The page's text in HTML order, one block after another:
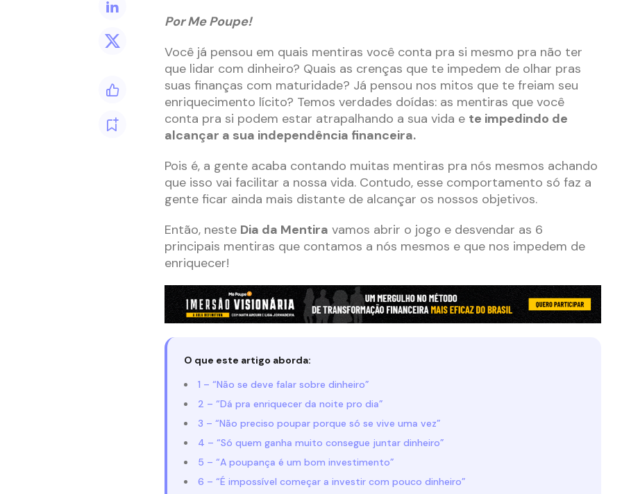
Por Me Poupe!
Você já pensou em quais mentiras você conta pra si mesmo pra não ter
que lidar com dinheiro? Quais as crenças que te impedem de olhar pras
suas finanças com maturidade? Já pensou nos mitos que te freiam seu
enriquecimento lícito? Temos verdades doídas: as mentiras que você
conta pra si podem estar atrapalhando a sua vida e te impedindo de
alcançar a sua independência financeira.
Pois é, a gente acaba contando muitas mentiras pra nós mesmos achando
que isso vai facilitar a nossa vida. Contudo, esse comportamento só faz a
gente ficar ainda mais distante de alcançar os nossos objetivos.
Então, neste Dia da Mentira vamos abrir o jogo e desvendar as 6
principais mentiras que contamos a nós mesmos e que nos impedem de
enriquecer!
O que este artigo aborda:
1 – “Não se deve falar sobre dinheiro”
2 – “Dá pra enriquecer da noite pro dia”
3 – “Não preciso poupar porque só se vive uma vez”
4 – “Só quem ganha muito consegue juntar dinheiro”
5 – “A poupança é um bom investimento”
6 – “É impossível começar a investir com pouco dinheiro”